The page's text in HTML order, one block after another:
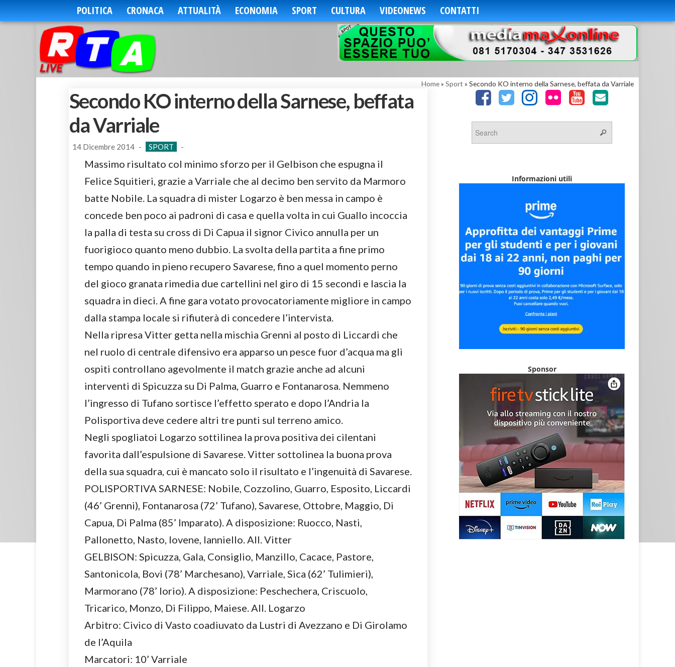
POLITICA CRONACA ATTUALITÀ ECONOMIA SPORT CULTURA VIDEONEWS CONTATTI
Home» Sport » Secondo KO interno della Sarnese, beffata da Varriale
Secondo KO interno della Sarnese, beffata
da Varriale
14 Dicembre 2014 - SPORT -
Massimo risultato col minimo sforzo per il Gelbison che espugna il
Felice Squitieri, grazie a Varriale che al decimo ben servito da Marmoro
batte Nobile. La squadra di mister Logarzo è ben messa in campo è
concede ben poco ai padroni di casa e quella volta in cui Guallo incoccia
la palla di testa su cross di Di Capua il signor Civico annulla per un
fuorigioco quanto meno dubbio. La svolta della partita a fine primo
tempo quando in pieno recupero Savarese, fino a quel momento perno
del gioco granata rimedia due cartellini nel giro di 15 secondi e lascia la
squadra in dieci. A fine gara votato provocatoriamente migliore in campo
dalla stampa locale si rifiuterà di concedere l’intervista.
Nella ripresa Vitter getta nella mischia Grenni al posto di Liccardi che
nel ruolo di centrale difensivo era apparso un pesce fuor d’acqua ma gli
ospiti controllano agevolmente il match grazie anche ad alcuni
interventi di Spicuzza su Di Palma, Guarro e Fontanarosa. Nemmeno
l’ingresso di Tufano sortisce l’effetto sperato e dopo l’Andria la
Polisportiva deve cedere altri tre punti sul terreno amico.
Negli spogliatoi Logarzo sottilinea la prova positiva dei cilentani
favorita dall’espulsione di Savarese. Vitter sottolinea la buona prova
della sua squadra, cui è mancato solo il risultato e l’ingenuità di Savarese.
POLISPORTIVA SARNESE: Nobile, Cozzolino, Guarro, Esposito, Liccardi
(46’ Grenni), Fontanarosa (72’ Tufano), Savarese, Ottobre, Maggio, Di
Capua, Di Palma (85’ Imparato). A disposizione: Ruocco, Nasti,
Pallonetto, Nasto, Iovene, Ianniello. All. Vitter
GELBISON: Spicuzza, Gala, Consiglio, Manzillo, Cacace, Pastore,
Santonicola, Bovi (78’ Marchesano), Varriale, Sica (62’ Tulimieri),
Marmorano (78’ Iorio). A disposizione: Peschechera, Criscuolo,
Tricarico, Monzo, Di Filippo, Maiese. All. Logarzo
Arbitro: Civico di Vasto coadiuvato da Lustri di Avezzano e Di Girolamo
de l’Aquila
Marcatori: 10’ Varriale
Informazioni utili
Sponsor